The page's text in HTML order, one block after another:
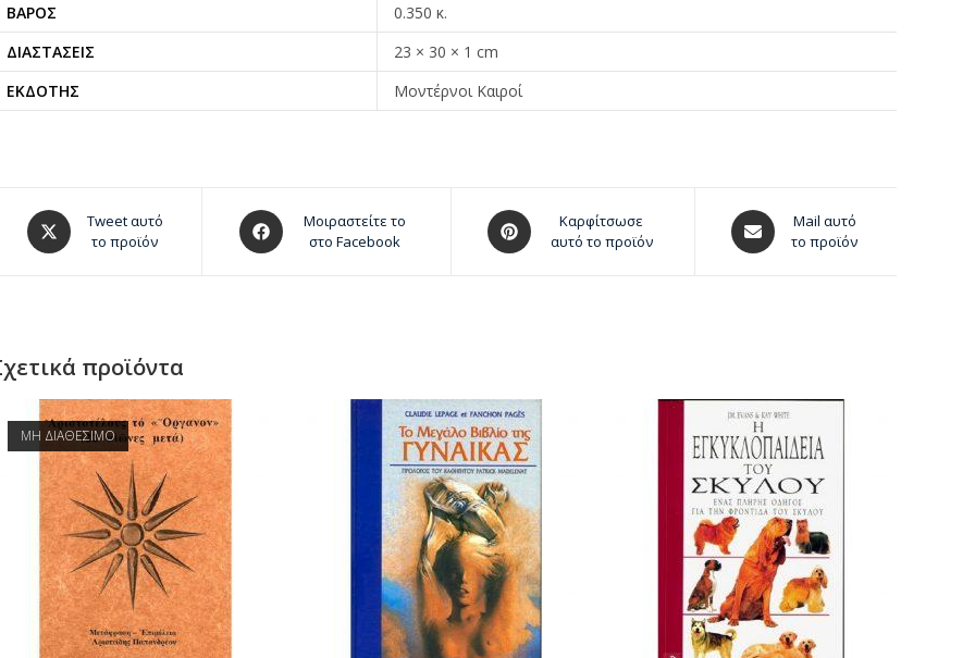
ΒΆΡΟΣ
0.350 κ.
ΔΙΑΣΤΆΣΕΙΣ
23 × 30 × 1 cm
ΕΚΔΌΤΗΣ
Μοντέρνοι Καιροί
Tweet αυτό
το προϊόν
Μοιραστείτε το
στο Facebook
Καρφίτσωσε
αυτό το προϊόν
Mail αυτό
το προϊόν
προϊόντα
ΜΗ ΔΙΑΘΕΣΙΜΟ